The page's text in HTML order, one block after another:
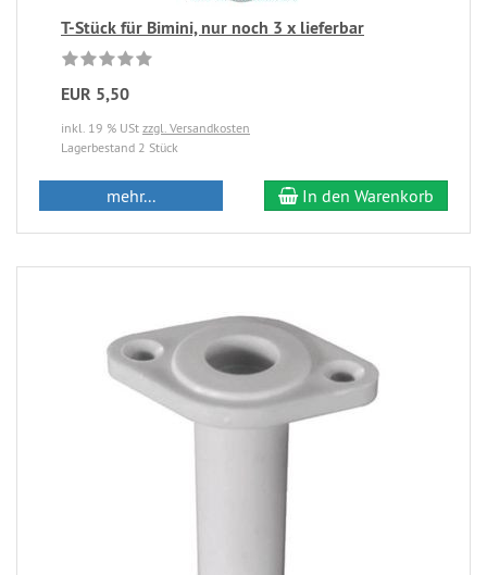
T-Stück für Bimini, nur noch 3 x lieferbar
EUR 5,50
inkl. 19 % USt zzgl. Versandkosten
Lagerbestand 2 Stück
mehr... In den Warenkorb